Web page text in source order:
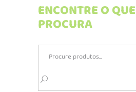
ENCONTRE O QUE
PROCURA